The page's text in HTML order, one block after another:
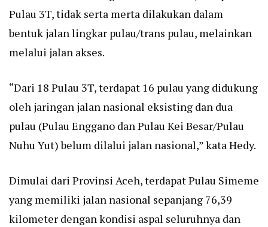
Pulau 3T, tidak serta merta dilakukan dalam
bentuk jalan lingkar pulau/trans pulau, melainkan
melalui jalan akses.
“Dari 18 Pulau 3T, terdapat 16 pulau yang didukung
oleh jaringan jalan nasional eksisting dan dua
pulau (Pulau Enggano dan Pulau Kei Besar/Pulau
Nuhu Yut) belum dilalui jalan nasional,” kata Hedy.
Dimulai dari Provinsi Aceh, terdapat Pulau Simeme
yang memiliki jalan nasional sepanjang 76,39
kilometer dengan kondisi aspal seluruhnya dan